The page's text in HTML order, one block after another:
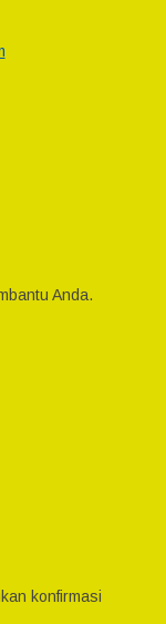
Anda.
konfirmasi